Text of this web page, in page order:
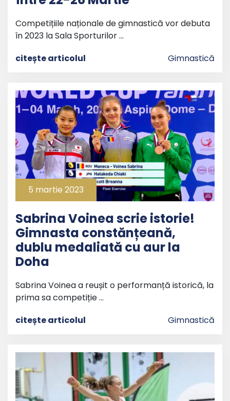
Competițiile naționale de gimnastică vor debuta
în 2023 la Sala Sporturilor …
citește articolul
Gimnastică
5 martie 2023
Sabrina Voinea scrie istorie!
Gimnasta constănțeană,
dublu medaliată cu aur la
Doha
Sabrina Voinea a reușit o performanță istorică, la
prima sa competiție …
citește articolul
Gimnastică